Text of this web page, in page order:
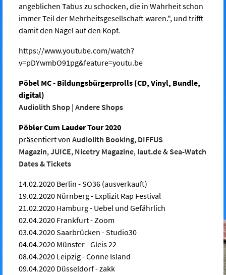
angeblichen Tabus zu schocken, die in Wahrheit schon
immer Teil der Mehrheitsgesellschaft waren.", und trifft
damit den Nagel auf den Kopf.
https://www.youtube.com/watch?
v=pDYwmbO91pg&feature=youtu.be
Pöbel MC - Bildungsbürgerprolls (CD, Vinyl, Bundle,
digital)
Audiolith Shop | Andere Shops
Pöbler Cum Lauder Tour 2020
präsentiert von Audiolith Booking, DIFFUS
Magazin,JUICE, Nicetry Magazine, laut.de&Sea-Watch
Dates & Tickets
14.02.2020 Berlin - SO36 (ausverkauft)
19.02.2020 Nürnberg - Explizit Rap Festival
21.02.2020 Hamburg - Uebel und Gefährlich
02.04.2020 Frankfurt - Zoom
03.04.2020 Saarbrücken - Studio30
04.04.2020 Münster - Gleis 22
08.04.2020 Leipzig - Conne Island
09.04.2020 Düsseldorf - zakk